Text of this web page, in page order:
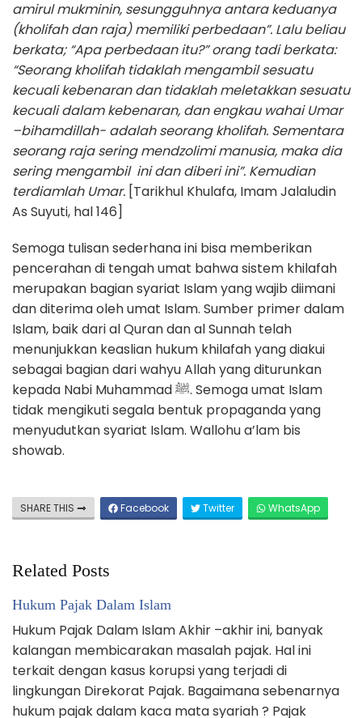
amirul mukminin, sesungguhnya antara keduanya
(kholifah dan raja) memiliki perbedaan”. Lalu beliau
berkata; “Apa perbedaan itu?” orang tadi berkata:
“Seorang kholifah tidaklah mengambil sesuatu
kecuali kebenaran dan tidaklah meletakkan sesuatu
kecuali dalam kebenaran, dan engkau wahai Umar
–bihamdillah- adalah seorang kholifah. Sementara
seorang raja sering mendzolimi manusia, maka dia
sering mengambil ini dan diberi ini”. Kemudian
terdiamlah Umar. [Tarikhul Khulafa, Imam Jalaludin
As Suyuti, hal 146]
Semoga tulisan sederhana ini bisa memberikan
pencerahan di tengah umat bahwa sistem khilafah
merupakan bagian syariat Islam yang wajib diimani
dan diterima oleh umat Islam. Sumber primer dalam
Islam, baik dari al Quran dan al Sunnah telah
menunjukkan keaslian hukum khilafah yang diakui
sebagai bagian dari wahyu Allah yang diturunkan
kepada Nabi Muhammad ﷺ. Semoga umat Islam
tidak mengikuti segala bentuk propaganda yang
menyudutkan syariat Islam. Wallohu a’lam bis
showab.
SHARE THIS Facebook Twitter WhatsApp
Related Posts
Hukum Pajak Dalam Islam
Hukum Pajak Dalam Islam Akhir –akhir ini, banyak
kalangan membicarakan masalah pajak. Hal ini
terkait dengan kasus korupsi yang terjadi di
lingkungan Direkorat Pajak. Bagaimana sebenarnya
hukum pajak dalam kaca mata syariah ? Pajak